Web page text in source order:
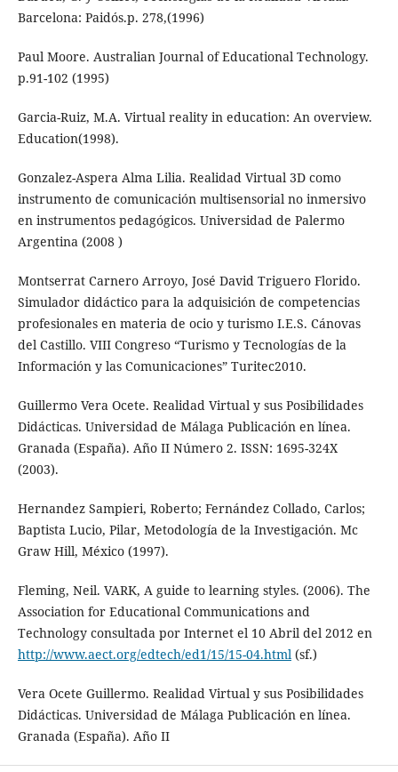
Barcelona: Paidós.p. 278,(1996)
Paul Moore. Australian Journal of Educational Technology.
p.91-102 (1995)
Garcia-Ruiz, M.A. Virtual reality in education: An overview.
Education(1998).
Gonzalez-Aspera Alma Lilia. Realidad Virtual 3D como
instrumento de comunicación multisensorial no inmersivo
en instrumentos pedagógicos. Universidad de Palermo
Argentina (2008 )
Montserrat Carnero Arroyo, José David Triguero Florido.
Simulador didáctico para la adquisición de competencias
profesionales en materia de ocio y turismo I.E.S. Cánovas
del Castillo. VIII Congreso “Turismo y Tecnologías de la
Información y las Comunicaciones” Turitec2010.
Guillermo Vera Ocete. Realidad Virtual y sus Posibilidades
Didácticas. Universidad de Málaga Publicación en línea.
Granada (España). Año II Número 2. ISSN: 1695-324X
(2003).
Hernandez Sampieri, Roberto; Fernández Collado, Carlos;
Baptista Lucio, Pilar, Metodología de la Investigación. Mc
Graw Hill, México (1997).
Fleming, Neil. VARK, A guide to learning styles. (2006). The
Association for Educational Communications and
Technology consultada por Internet el 10 Abril del 2012 en
http://www.aect.org/edtech/ed1/15/15-04.html(sf.)
Vera Ocete Guillermo. Realidad Virtual y sus Posibilidades
Didácticas. Universidad de Málaga Publicación en línea.
Granada (España). Año II